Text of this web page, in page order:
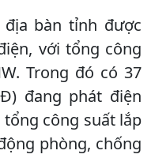
địa bàn tỉnh được
với tổng công
Trong đó có 37
đang phát điện
công suất lắp
phòng, chống